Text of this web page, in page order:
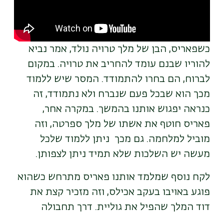
כשפאריס, הבן של מלך טרויה נולד, אמר נביא
להוריו שבנם עומד להחריב את טרויה. במקום
לברוח, הם בחרו להתמודד. המסר שיש ללמוד
מכך הוא שבכל פעם שנברח ולא נתמודד, זה
כנראה יפגוש אותנו בהמשך. במקרה אחר,
פאריס חוטף את אשתו של מלך ספרטה, וזה
מוביל למלחמה. גם מכך ניתן ללמוד שלכל
מעשה יש השלכות שלא תמיד ניתן לצפותן.
לקח נוסף שמלמד אותנו פאריס מתרחש כשהוא
פוגע באויבו בעקב אכילס, וזה מזכיר קצת את
דוד המלך שהפיל את גוליית. דרך תחבולה